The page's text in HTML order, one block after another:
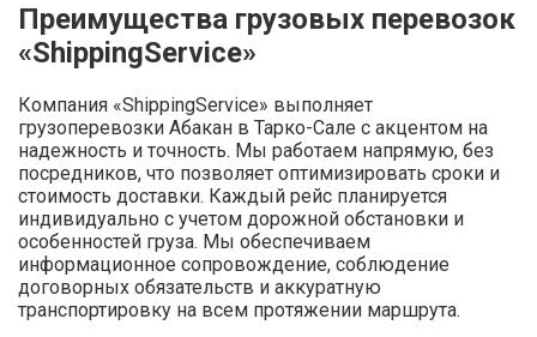
Преимущества грузовых перевозок
«ShippingService»
Компания «ShippingService» выполняет
грузоперевозки Абакан в Тарко-Сале с акцентом на
надежность и точность. Мы работаем напрямую, без
посредников, что позволяет оптимизировать сроки и
стоимость доставки. Каждый рейс планируется
индивидуально с учетом дорожной обстановки и
особенностей груза. Мы обеспечиваем
информационное сопровождение, соблюдение
договорных обязательств и аккуратную
транспортировку на всем протяжении маршрута.